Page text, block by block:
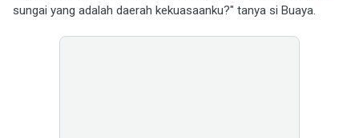
sungai yang adalah daerah kekuasaanku?" tanya si Buaya.